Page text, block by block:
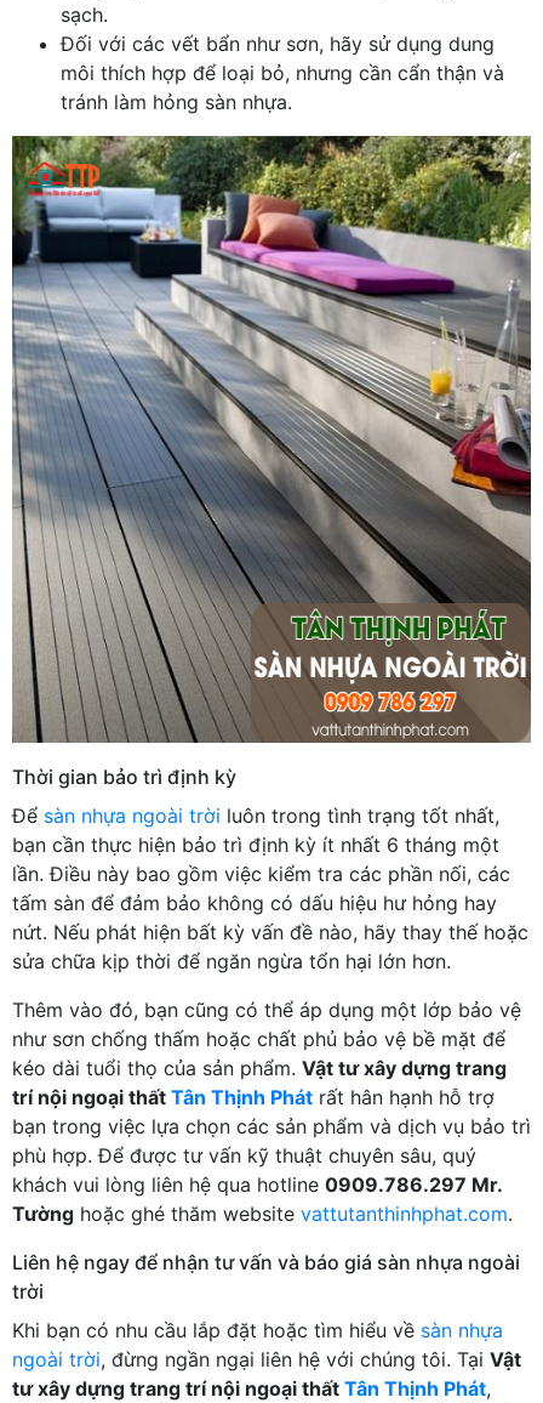
sạch.
Đối với các vết bẩn như sơn, hãy sử dụng dung
môi thích hợp để loại bỏ, nhưng cần cẩn thận và
tránh làm hỏng sàn nhựa.
Thời gian bảo trì định kỳ
Để sàn nhựa ngoài trời luôn trong tình trạng tốt nhất,
bạn cần thực hiện bảo trì định kỳ ít nhất 6 tháng một
lần. Điều này bao gồm việc kiểm tra các phần nối, các
tấm sàn để đảm bảo không có dấu hiệu hư hỏng hay
nứt. Nếu phát hiện bất kỳ vấn đề nào, hãy thay thế hoặc
sửa chữa kịp thời để ngăn ngừa tổn hại lớn hơn.
Thêm vào đó, bạn cũng có thể áp dụng một lớp bảo vệ
như sơn chống thấm hoặc chất phủ bảo vệ bề mặt để
kéo dài tuổi thọ của sản phẩm. Vật tư xây dựng trang
trí nội ngoại thất Tân Thịnh Phát rất hân hạnh hỗ trợ
bạn trong việc lựa chọn các sản phẩm và dịch vụ bảo trì
phù hợp. Để được tư vấn kỹ thuật chuyên sâu, quý
khách vui lòng liên hệ qua hotline 0909.786.297 Mr.
Tường hoặc ghé thăm website vattutanthinhphat.com.
Liên hệ ngay để nhận tư vấn và báo giá sàn nhựa ngoài
trời
Khi bạn có nhu cầu lắp đặt hoặc tìm hiểu về sàn nhựa
ngoài trời, đừng ngần ngại liên hệ với chúng tôi. Tại Vật
tư xây dựng trang trí nội ngoại thất Tân Thịnh Phát,